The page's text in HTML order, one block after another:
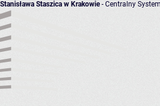
Staszica w Krakowie- Centralny